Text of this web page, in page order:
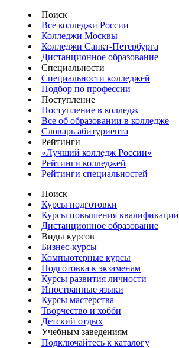
Поиск
Все колледжи России
Колледжи Москвы
Колледжи Санкт-Петербурга
Дистанционное образование
Специальности
Специальности колледжей
Подбор по профессии
Поступление
Поступление в колледж
Все об образовании в колледже
Словарь абитуриента
Рейтинги
«Лучший колледж России»
Рейтинги колледжей
Рейтинги специальностей
Поиск
Курсы подготовки
Курсы повышения квалификации
Дистанционное образование
Виды курсов
Бизнес-курсы
Компьютерные курсы
Подготовка к экзаменам
Курсы развития личности
Иностранные языки
Курсы мастерства
Творчество и хобби
Детский отдых
Учебным заведениям
Подключайтесь к каталогу